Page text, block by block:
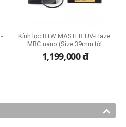
Kính lọc B+W MASTER UV-Haze
MRC nano (Size 39mm tới
95mm)
1,199,000đ